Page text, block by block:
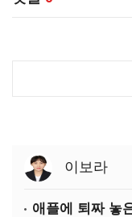
이보라
애플에 퇴짜 놓